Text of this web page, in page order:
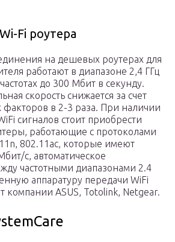
Fi роутера
на дешевых роутерах для
работают в диапазоне 2,4 ГГц
до 300 Мбит в секунду.
скорость снижается за счет
факторов в 2-3 раза. При наличии
сигналов стоит приобрести
работающие с протоколами
802.11aс, которые имеют
с, автоматическое
частотными диапазонами 2.4
аппаратуру передачи WiFi
компании ASUS, Totolink, Netgear.